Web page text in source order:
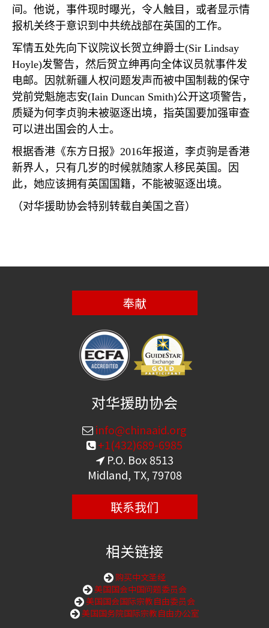
间。他说，事件现时曝光，令人触目，或者显示情
报机关终于意识到中共统战部在英国的工作。
军情五处先向下议院议长贺立绅爵士(Sir Lindsay
Hoyle)发警告，然后贺立绅再向全体议员就事件发
电邮。因就新疆人权问题发声而被中国制裁的保守
党前党魁施志安(Iain Duncan Smith)公开这项警告，
质疑为何李贞驹未被驱逐出境，指英国要加强审查
可以进出国会的人士。
根据香港《东方日报》 2016年报道，李贞驹是香港
新界人，只有几岁的时候就随家人移民英国。因
此，她应该拥有英国国籍，不能被驱逐出境。
（对华援助协会特别转载自美国之音）
奉献
对华援助协会
info@chinaaid.org
+1(432)689-6985
P.O. Box 8513
Midland, TX, 79708
联系我们
相关链接
购买中文圣经
美国国会中国问题委员会
美国国会国际宗教自由委员会
美国国务院国际宗教自由办公室